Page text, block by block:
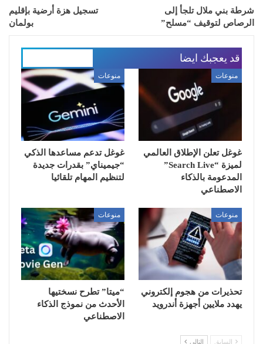
شرطة بني ملال تلجأ إلى
الرصاص لتوقيف “مسلح”
تسجيل هزة أرضية بإقليم
بولمان
قد يعجبك ايضا
منوعات
غوغل تعلن الإطلاق العالمي
لميزة “Search Live”
المدعومة بالذكاء
الاصطناعي
منوعات
غوغل تدعم مساعدها الذكي
“جيميناي” بقدرات جديدة
لتنظيم المهام تلقائيا
منوعات
تحذيرات من هجوم إلكتروني
يهدد ملايين أجهزة أندرويد
منوعات
“ميتا” تطرح نسختيها
الأحدث من نموذج الذكاء
الاصطناعي
السابق التالي